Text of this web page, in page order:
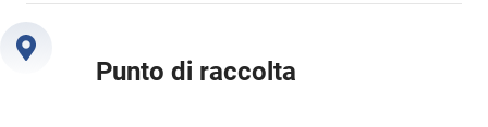
Punto di raccolta